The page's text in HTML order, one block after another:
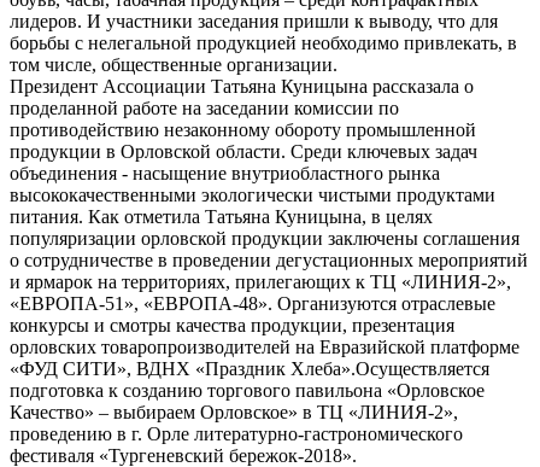
лидеров. И участники заседания пришли к выводу, что для
борьбы с нелегальной продукцией необходимо привлекать, в
том числе, общественные организации.
Президент Ассоциации Татьяна Куницына рассказала о
проделанной работе на заседании комиссии по
противодействию незаконному обороту промышленной
продукции в Орловской области. Среди ключевых задач
объединения - насыщение внутриобластного рынка
высококачественными экологически чистыми продуктами
питания. Как отметила Татьяна Куницына, в целях
популяризации орловской продукции заключены соглашения
о сотрудничестве в проведении дегустационных мероприятий
и ярмарок на территориях, прилегающих к ТЦ «ЛИНИЯ-2»,
«ЕВРОПА-51», «ЕВРОПА-48». Организуются отраслевые
конкурсы и смотры качества продукции, презентация
орловских товаропроизводителей на Евразийской платформе
«ФУД СИТИ», ВДНХ «Праздник Хлеба».Осуществляется
подготовка к созданию торгового павильона «Орловское
Качество» – выбираем Орловское» в ТЦ «ЛИНИЯ-2»,
проведению в г. Орле литературно-гастрономического
фестиваля «Тургеневский бережок-2018».